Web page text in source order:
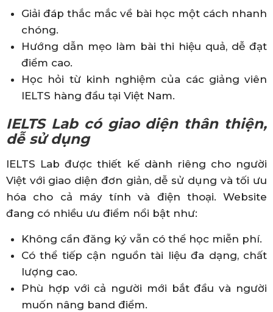
Giải đáp thắc mắc về bài học một cách nhanh
chóng.
Hướng dẫn mẹo làm bài thi hiệu quả, dễ đạt
điểm cao.
Học hỏi từ kinh nghiệm của các giảng viên
IELTS hàng đầu tại Việt Nam.
IELTS Lab có giao diện thân thiện,
dễ sử dụng
IELTS Lab được thiết kế dành riêng cho người
Việt với giao diện đơn giản, dễ sử dụng và tối ưu
hóa cho cả máy tính và điện thoại. Website
đang có nhiều ưu điểm nổi bật như:
Không cần đăng ký vẫn có thể học miễn phí.
Có thể tiếp cận nguồn tài liệu đa dạng, chất
lượng cao.
Phù hợp với cả người mới bắt đầu và người
muốn nâng band điểm.